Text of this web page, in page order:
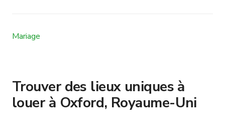
Mariage
Trouver des lieux uniques à
louer à Oxford, Royaume-Uni